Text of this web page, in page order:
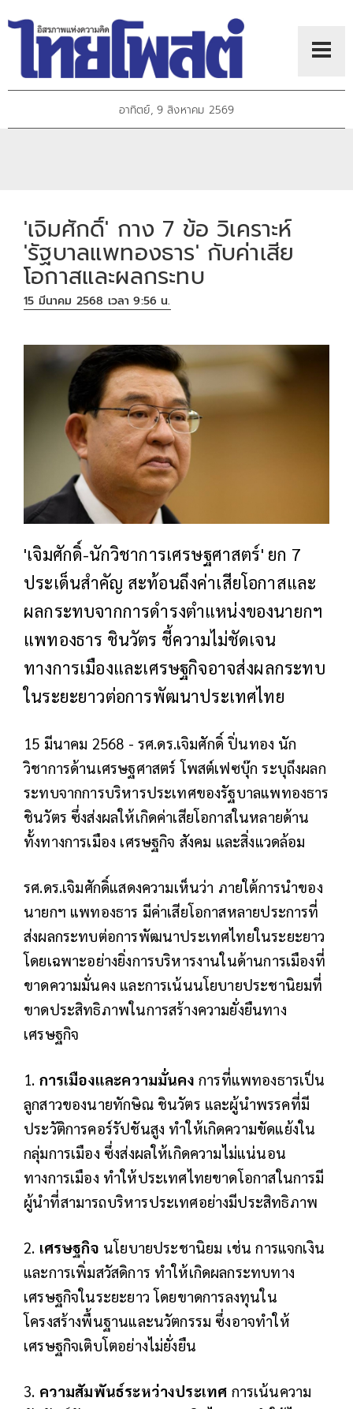
อาทิตย์, 9 สิงหาคม 2569
'เจิมศักดิ์' กาง 7 ข้อ วิเคราะห์
'รัฐบาลแพทองธาร' กับค่าเสีย
โอกาสและผลกระทบ
15 มีนาคม 2568 เวลา 9:56 น.
'เจิมศักดิ์-นักวิชาการเศรษฐศาสตร์' ยก 7
ประเด็นสำคัญ สะท้อนถึงค่าเสียโอกาสและ
ผลกระทบจากการดำรงตำแหน่งของนายกฯ
แพทองธาร ชินวัตร ชี้ความไม่ชัดเจน
ทางการเมืองและเศรษฐกิจอาจส่งผลกระทบ
ในระยะยาวต่อการพัฒนาประเทศไทย
15 มีนาคม 2568 - รศ.ดร.เจิมศักดิ์ ปิ่นทอง นัก
วิชาการด้านเศรษฐศาสตร์ โพสต์เฟซบุ๊ก ระบุถึงผลก
ระทบจากการบริหารประเทศของรัฐบาลแพทองธาร
ชินวัตร ซึ่งส่งผลให้เกิดค่าเสียโอกาสในหลายด้าน
ทั้งทางการเมือง เศรษฐกิจ สังคม และสิ่งแวดล้อม
รศ.ดร.เจิมศักดิ์แสดงความเห็นว่า ภายใต้การนำของ
นายกฯ แพทองธาร มีค่าเสียโอกาสหลายประการที่
ส่งผลกระทบต่อการพัฒนาประเทศไทยในระยะยาว
โดยเฉพาะอย่างยิ่งการบริหารงานในด้านการเมืองที่
ขาดความมั่นคง และการเน้นนโยบายประชานิยมที่
ขาดประสิทธิภาพในการสร้างความยั่งยืนทาง
เศรษฐกิจ
1. การเมืองและความมั่นคง การที่แพทองธารเป็น
ลูกสาวของนายทักษิณ ชินวัตร และผู้นำพรรคที่มี
ประวัติการคอร์รัปชันสูง ทำให้เกิดความขัดแย้งใน
กลุ่มการเมือง ซึ่งส่งผลให้เกิดความไม่แน่นอน
ทางการเมือง ทำให้ประเทศไทยขาดโอกาสในการมี
ผู้นำที่สามารถบริหารประเทศอย่างมีประสิทธิภาพ
2. เศรษฐกิจ นโยบายประชานิยม เช่น การแจกเงิน
และการเพิ่มสวัสดิการ ทำให้เกิดผลกระทบทาง
เศรษฐกิจในระยะยาว โดยขาดการลงทุนใน
โครงสร้างพื้นฐานและนวัตกรรม ซึ่งอาจทำให้
เศรษฐกิจเติบโตอย่างไม่ยั่งยืน
3. ความสัมพันธ์ระหว่างประเทศ การเน้นความ